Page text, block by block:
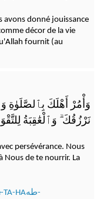
avons donné jouissance
décor de la vie
fournit (au
وَأْمُرْ أَهْلَكَ بِٱلصَّلَوٰةِ
نَرْزُقُكَۗ وَٱلْعَٰقِبَةُ
persévérance. Nous
Nous de te nourrir. La
https://fr.assabile.com/read-quran/sourate-TA-HAطه-